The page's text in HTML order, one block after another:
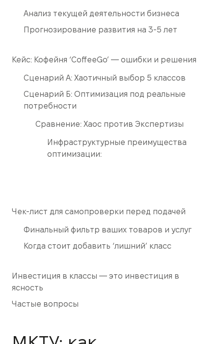
Анализ текущей деятельности бизнеса
Прогнозирование развития на 3-5 лет
Кейс: Кофейня ‘CoffeeGo’ — ошибки и решения
Сценарий А: Хаотичный выбор 5 классов
Сценарий Б: Оптимизация под реальные
потребности
Сравнение: Хаос против Экспертизы
Инфраструктурные преимущества
оптимизации:
Чек-лист для самопроверки перед подачей
Финальный фильтр ваших товаров и услуг
Когда стоит добавить ‘лишний’ класс
Инвестиция в классы — это инвестиция в
ясность
Частые вопросы